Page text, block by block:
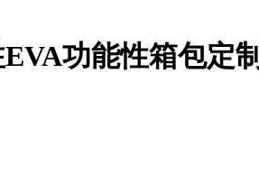
功能性箱包定